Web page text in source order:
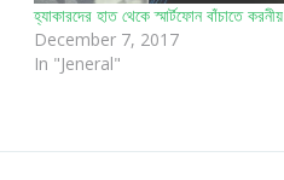
হ্যাকারদের হাত থেকে স্মার্টফোন বাঁচাতে করনীয়
December 7, 2017
In "Jeneral"